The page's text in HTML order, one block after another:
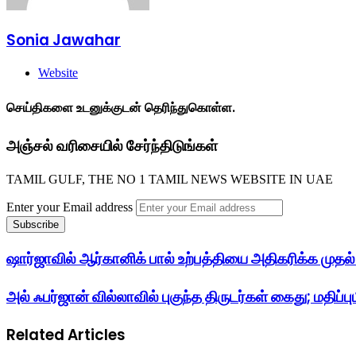
Sonia Jawahar
Website
செய்திகளை உடனுக்குடன் தெரிந்துகொள்ள.
அஞ்சல் வரிசையில் சேர்ந்திடுங்கள்
TAMIL GULF, THE NO 1 TAMIL NEWS WEBSITE IN UAE
Enter your Email address
ஷார்ஜாவில் ஆர்கானிக் பால் உற்பத்தியை அதிகரிக்க
அல் ஃபர்ஜான் வில்லாவில் புகுந்த திருடர்கள் கைது;
Related Articles